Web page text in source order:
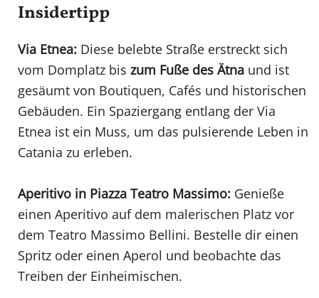
Insidertipp
Via Etnea:Diese belebte Straße erstreckt sich
vom Domplatz bis zum Fuße des Ätnaund ist
gesäumt von Boutiquen, Cafés und historischen
Gebäuden. Ein Spaziergang entlang der Via
Etnea ist ein Muss, um das pulsierende Leben in
Catania zu erleben.
Aperitivo in Piazza Teatro Massimo:Genieße
einen Aperitivo auf dem malerischen Platz vor
dem Teatro Massimo Bellini. Bestelle dir einen
Spritz oder einen Aperol und beobachte das
Treiben der Einheimischen.